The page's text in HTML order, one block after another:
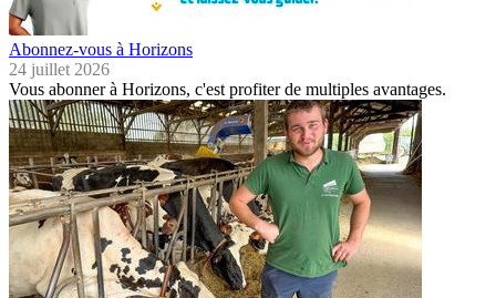
Abonnez-vous à Horizons
24 juillet 2026
Vous abonner à Horizons, c'est profiter de multiples avantages.